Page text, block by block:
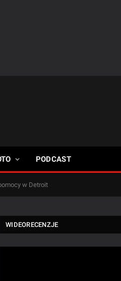
PODCAST
w Detroit
WIDEORECENZJE